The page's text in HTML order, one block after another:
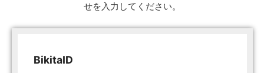
せを入力してください。
BikitaID